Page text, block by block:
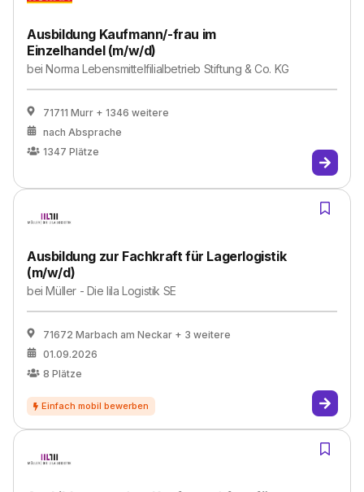
Ausbildung Kaufmann/-frau im
Einzelhandel (m/w/d)
beiNorma Lebensmittelfilialbetrieb Stiftung & Co. KG
71711 Murr + 1346 weitere
nach Absprache
1347 Plätze
Ausbildung zur Fachkraft für Lagerlogistik
(m/w/d)
beiMüller - Die lila Logistik SE
71672 Marbach am Neckar + 3 weitere
01.09.2026
8 Plätze